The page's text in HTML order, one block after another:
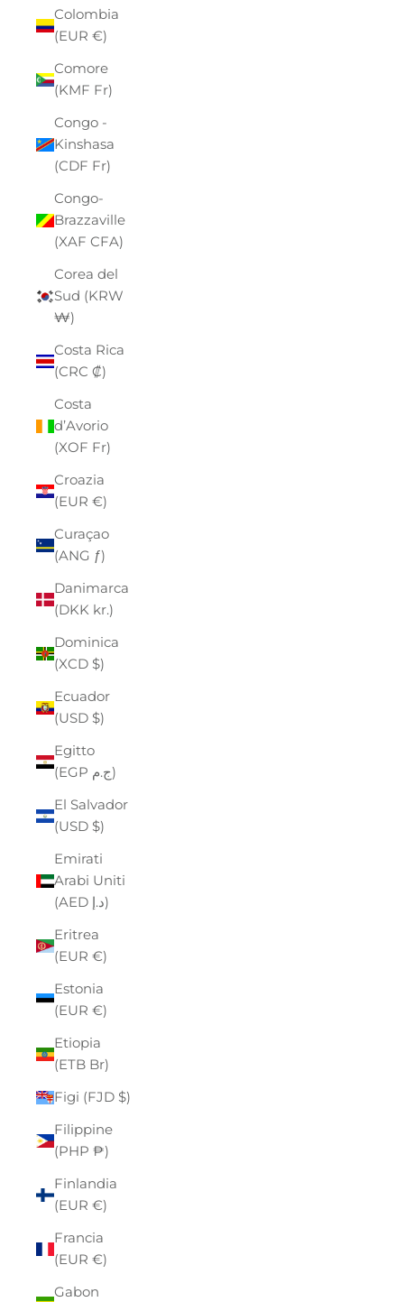
Colombia
(EUR €)
Comore
(KMF Fr)
Congo -
Kinshasa
(CDF Fr)
Congo-
Brazzaville
(XAF CFA)
Corea del
Sud (KRW
₩)
Costa Rica
(CRC ₡)
Costa
d’Avorio
(XOF Fr)
Croazia
(EUR €)
Curaçao
(ANG ƒ)
Danimarca
(DKK kr.)
Dominica
(XCD $)
Ecuador
(USD $)
Egitto
(EGP ج.م)
El Salvador
(USD $)
Emirati
Arabi Uniti
(AED د.إ)
Eritrea
(EUR €)
Estonia
(EUR €)
Etiopia
(ETB Br)
Figi (FJD $)
Filippine
(PHP ₱)
Finlandia
(EUR €)
Francia
(EUR €)
Gabon